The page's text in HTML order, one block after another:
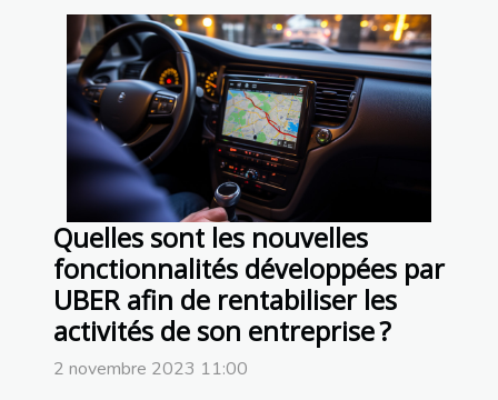
Quelles sont les nouvelles
fonctionnalités développées par
UBER afin de rentabiliser les
activités de son entreprise ?
2 novembre 2023 11:00